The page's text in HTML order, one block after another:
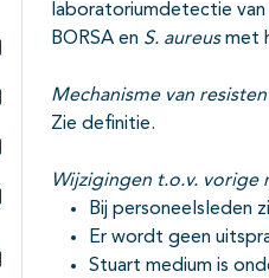
Subpagina's open- en
Subpagina's open- en
Subpagina's open- en
laboratoriumdetectie van
BORSA en S. aureusmet
Mechanisme van
Zie definitie.
Wijzigingen t.o.v. vorige
Bij personeelsleden
Er wordt geen
Stuart medium is